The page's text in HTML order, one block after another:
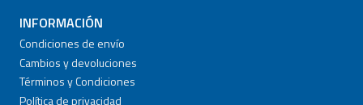
INFORMACIÓN
Condiciones de envío
Cambios y devoluciones
Términos y Condiciones
Política de privacidad